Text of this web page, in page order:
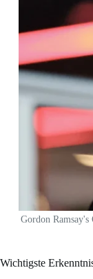
Gordon
Wichtigste